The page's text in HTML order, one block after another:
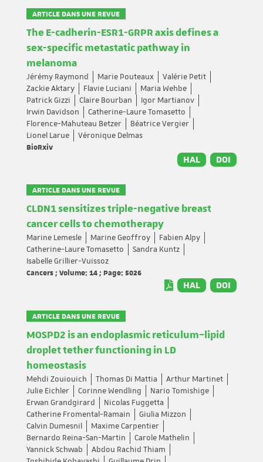
ARTICLE DANS UNE REVUE
The E-cadherin-ESR1-GRPR axis defines a
sex-specific metastatic pathway in
melanoma
Jérémy Raymond Marie Pouteaux
Valérie Petit
Zackie Aktary
Flavie Luciani
Maria Wehbe
Patrick Gizzi
Claire Bourban
Igor Martianov
Irwin Davidson
Catherine-Laure Tomasetto
Florence-Mahuteau Betzer
Béatrice Vergier
Lionel Larue
Véronique Delmas
BioRxiv
HAL DOI
ARTICLE DANS UNE REVUE
CLDN1 sensitizes triple-negative breast
cancer cells to chemotherapy
Marine Lemesle Marine Geoffroy
Fabien Alpy
Catherine-Laure Tomasetto
Sandra Kuntz
Isabelle Grillier-Vuissoz
Cancers ; Volume: 14 ; Page: 5026
HAL DOI
ARTICLE DANS UNE REVUE
MOSPD2 is an endoplasmic reticulum–lipid
droplet tether functioning in LD
homeostasis
Mehdi Zouiouich Thomas Di Mattia
Arthur Martinet
Julie Eichler
Corinne Wendling
Nario Tomishige
Erwan Grandgirard
Nicolas Fuggetta
Catherine Fromental-Ramain
Giulia Mizzon
Calvin Dumesnil
Maxime Carpentier
Bernardo Reina-San-Martin
Carole Mathelin
Yannick Schwab
Abdou Rachid Thiam